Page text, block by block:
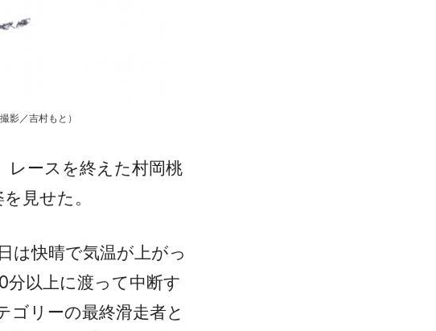
影／吉村もと）
レースを終えた村岡桃
見せた。
は快晴で気温が上がっ
分以上に渡って中断す
ゴリーの最終滑走者と